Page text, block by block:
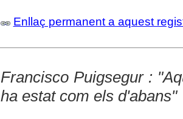
Enllaç permanent a aquest
Francisco Puigsegur :
ha estat com els d'abans"